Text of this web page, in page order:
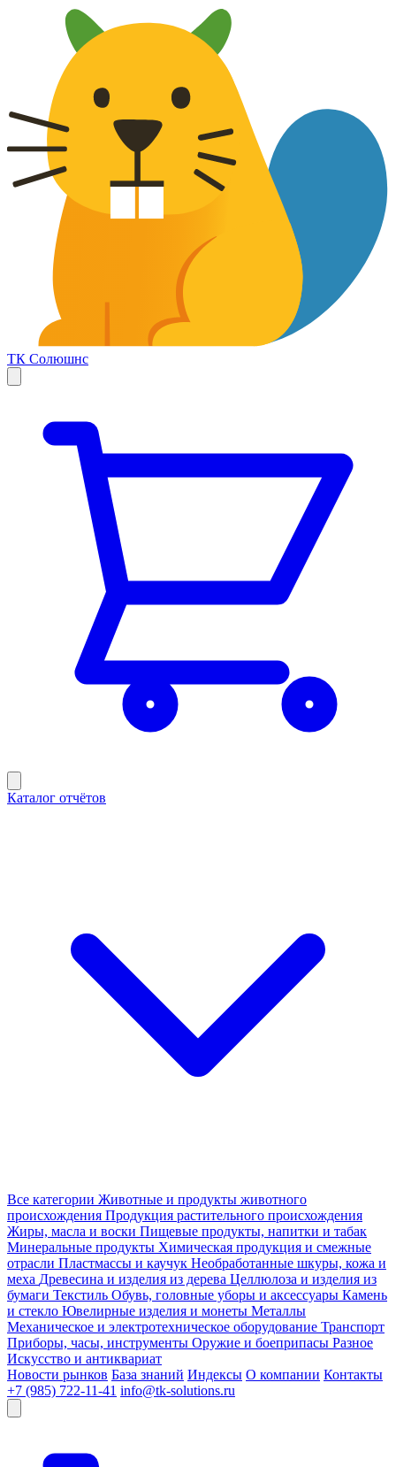
ТК Солюшнс
Каталог отчётов
Все категории Животные и продукты животного
происхождения Продукция растительного происхождения
Жиры, масла и воски Пищевые продукты, напитки и табак
Минеральные продукты Химическая продукция и смежные
отрасли Пластмассы и каучук Необработанные шкуры, кожа и
меха Древесина и изделия из дерева Целлюлоза и изделия из
бумаги Текстиль Обувь, головные уборы и аксессуары Камень
и стекло Ювелирные изделия и монеты Металлы
Механическое и электротехническое оборудование Транспорт
Приборы, часы, инструменты Оружие и боеприпасы Разное
Искусство и антиквариат
Новости рынков База знаний Индексы О компании Контакты
+7 (985) 722-11-41 info@tk-solutions.ru